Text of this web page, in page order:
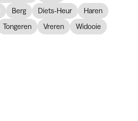
Berg Diets-Heur
Haren
Tongeren Vreren
Widooie